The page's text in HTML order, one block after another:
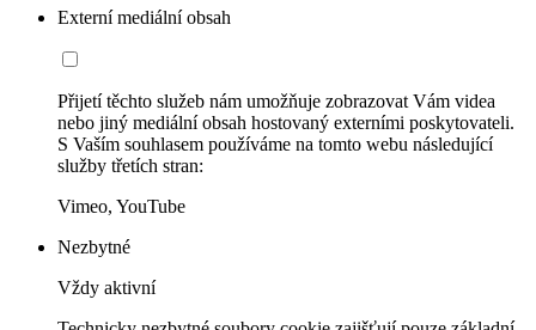
Externí mediální obsah
Přijetí těchto služeb nám umožňuje zobrazovat Vám videa
nebo jiný mediální obsah hostovaný externími poskytovateli.
S Vaším souhlasem používáme na tomto webu následující
služby třetích stran:
Vimeo, YouTube
Nezbytné
Vždy aktivní